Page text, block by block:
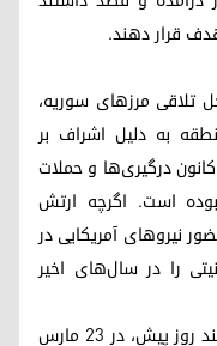
قرار دهند.
تلاقی مرزهای سوریه،
به دلیل اشراف بر
درگیری‌ها و حملات
است. اگرچه ارتش
نیروهای آمریکایی در
را در سال‌های اخیر
این حادثه در حالی رخ می‌دهد که تنها چند روز پیش، در ۲۳ مارس